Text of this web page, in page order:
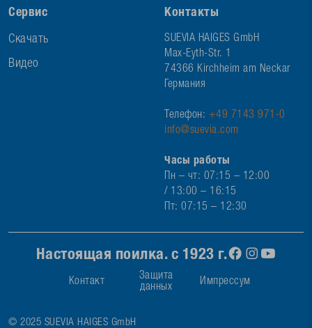
Сервис
Скачать
Видео
Контакты
SUEVIA HAIGES GmbH
Max-Eyth-Str. 1
74366 Kirchheim am Neckar
Германия
Телефон: +49 7143 971-0
info@suevia.com
Часы работы
Пн – чт: 07:15 – 12:00
/ 13:00 – 16:15
Пт: 07:15 – 12:30
Настоящая поилка. с 1923 г.
Контакт
Защита
данных
Импрессум
© 2025 SUEVIA HAIGES GmbH